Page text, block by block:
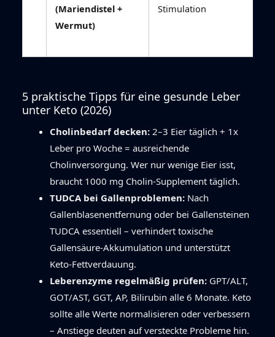
(Mariendistel +
Wermut)
Stimulation
5 praktische Tipps für eine gesunde Leber
unter Keto (2026)
Cholinbedarf decken: 2–3 Eier täglich + 1x
Leber pro Woche = ausreichende
Cholinversorgung. Wer nur wenige Eier isst,
braucht 1000 mg Cholin-Supplement täglich.
TUDCA bei Gallenproblemen: Nach
Gallenblasenentfernung oder bei Gallensteinen
TUDCA essentiell – verhindert toxische
Gallensäure-Akkumulation und unterstützt
Keto-Fettverdauung.
Leberenzyme regelmäßig prüfen: GPT/ALT,
GOT/AST, GGT, AP, Bilirubin alle 6 Monate. Keto
sollte alle Werte normalisieren oder verbessern
– Anstiege deuten auf versteckte Probleme hin.